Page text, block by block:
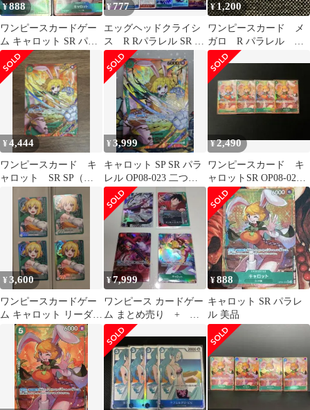
¥888
ワンピースカードゲー
ム キャロット SR パラ
レル
¥777
エッグヘッドクライシ
ス R Rパラレル SR セ
ット 24枚
¥1,200
ワンピースカード メ
ガロ R パラレル
EB04-018 キャロット
SR
¥4,444
ワンピースカード キ
ャロット SR SP（ス
ペシャル） OP08-023
¥3,999
キャロット SP SR パラ
レル OP08-023 二つの
伝説
¥2,490
ワンピースカード キ
ャロットSR OP08-023 4
枚セット
¥3,600
ワンピースカードゲー
ム キャロット リーダー
パラレル 4枚セット
¥7,999
ワンピース カードゲー
ム まとめ売り + オ
マケ
¥888
キャロット SR パラレ
ル 美品